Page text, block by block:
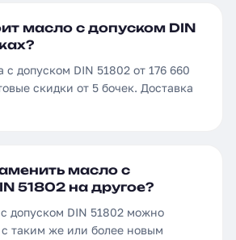
масло с допуском DIN
с допуском DIN 51802 от 176 660
скидки от 5 бочек. Доставка
масло с
51802 на другое?
допуском DIN 51802 можно
с таким же или более новым